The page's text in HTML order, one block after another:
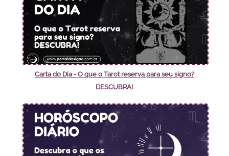
Carta do Dia - O que o Tarot reserva para seu signo?
DESCUBRA!